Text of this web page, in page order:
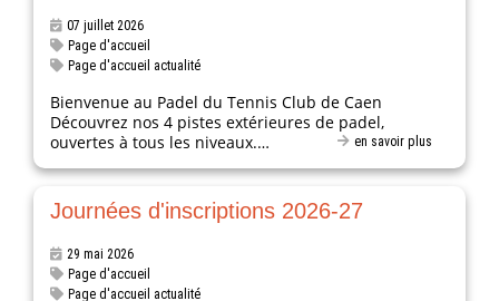
07 juillet 2026
Page d'accueil
Page d'accueil actualité
Bienvenue au Padel du Tennis Club de Caen
Découvrez nos 4 pistes extérieures de padel,
ouvertes à tous les niveaux.…
en savoir plus
Journées d'inscriptions 2026-27
29 mai 2026
Page d'accueil
Page d'accueil actualité